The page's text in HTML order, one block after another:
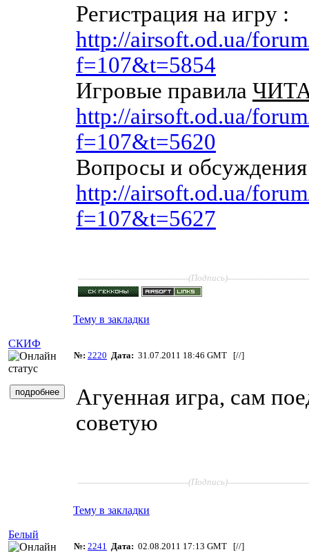
Регистрация на игру :
http://airsoft.od.ua/
f=107&t=5854
Игровые правила
http://airsoft.od.ua/
f=107&t=5620
Вопросы и
http://airsoft.od.ua/
f=107&t=5627
(Подпись)
Тему в закладки
СКИФ
№: 2220 Дата: 31.07.2011 18:46 GMT [//]
Агуенная игра, сам
советую
(Подпись)
Тему в закладки
Белый
№: 2241 Дата: 02.08.2011 17:13 GMT [//]